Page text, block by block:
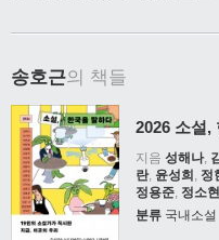
송호근의 책들
2026 소설,
지음 성해나,
란, 윤성희 , 정
정용준, 정소현
분류 국내소설